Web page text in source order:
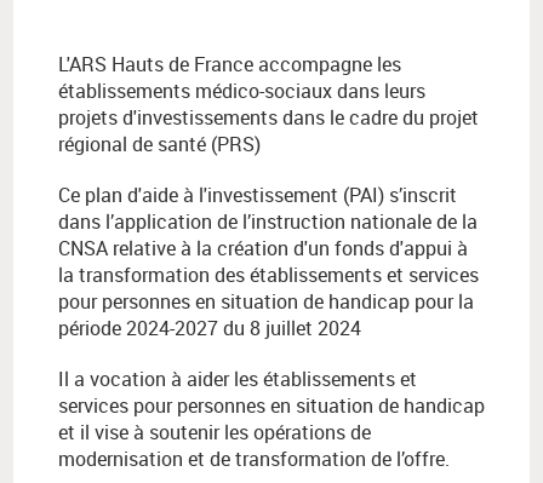
L'ARS Hauts de France accompagne les
établissements médico-sociaux dans leurs
projets d'investissements dans le cadre du projet
régional de santé (PRS)
Ce plan d'aide à l'investissement (PAI) s’inscrit
dans l’application de l’instruction nationale de la
CNSA relative à la création d'un fonds d'appui à
la transformation des établissements et services
pour personnes en situation de handicap pour la
période 2024-2027 du 8 juillet 2024
Il a vocation à aider les établissements et
services pour personnes en situation de handicap
et il vise à soutenir les opérations de
modernisation et de transformation de l’offre.